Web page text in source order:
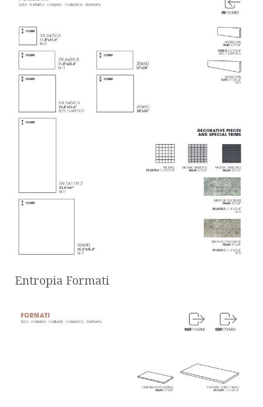
Entropia Formati